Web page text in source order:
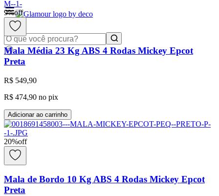
0
9%off
Mala Média 23 Kg ABS 4 Rodas Mickey Epcot
Preta
R$ 549,90
R$ 474,90 no pix
Adicionar ao carrinho
20%off
Mala de Bordo 10 Kg ABS 4 Rodas Mickey Epcot
Preta